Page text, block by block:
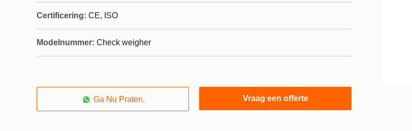
Certificering: CE, ISO
Modelnummer: Check weigher
Ga Nu Praten. Vraag een offerte